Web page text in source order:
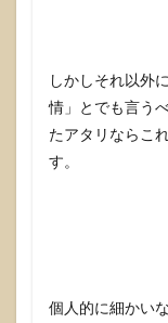
しかしそれ以外
情」とでも言う
たアタリならこ
す。
個人的に細かい